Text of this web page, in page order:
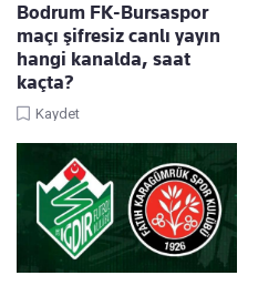
Bodrum FK-Bursaspor
maçı şifresiz canlı yayın
hangi kanalda, saat
kaçta?
Kaydet